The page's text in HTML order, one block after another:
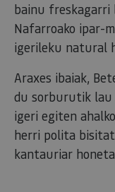
bainu freskagarri
Nafarroako ipar-
igerileku natural
Araxes ibaiak,
du sorburutik lau
igeri egiten
herri polita
kantauriar